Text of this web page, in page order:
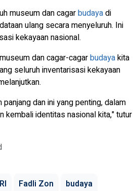
museum dan cagarbudayadi
ulang secara menyeluruh. Ini
kekayaan nasional.
dan cagar-cagarbudayakita
seluruh inventarisasi kekayaan
dan ini yang penting, dalam
kembali identitas nasional kita," tutur
Fadli Zon budaya